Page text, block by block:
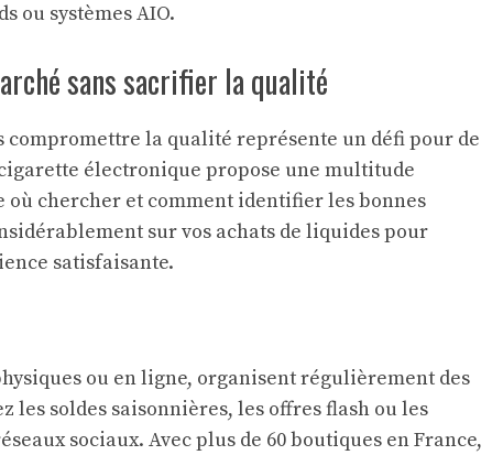
ou systèmes AIO.
sans sacrifier la qualité
compromettre la qualité représente un défi pour de
électronique propose une multitude
où chercher et comment identifier les bonnes
sur vos achats de liquides pour
satisfaisante.
ou en ligne, organisent régulièrement des
les soldes saisonnières, les offres flash ou les
sociaux. Avec plus de 60 boutiques en France,